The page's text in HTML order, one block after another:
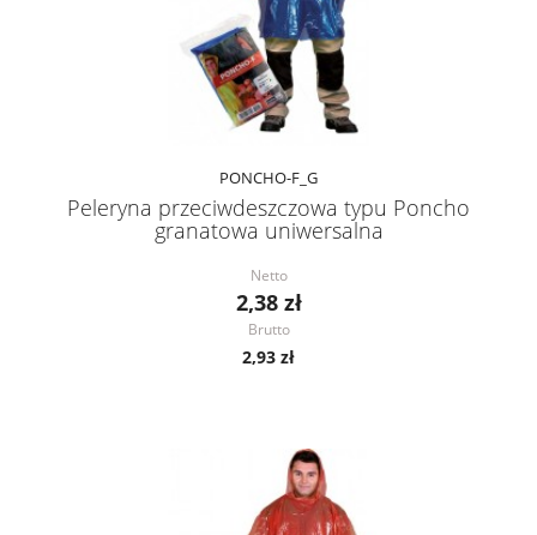
PONCHO-F_G
Peleryna przeciwdeszczowa typu Poncho
granatowa uniwersalna
Netto
2,38 zł
Brutto
2,93 zł